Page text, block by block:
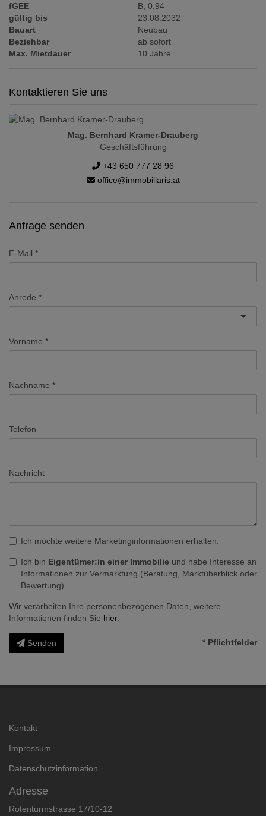
fGEE
B, 0,94
gültig bis
23.08.2032
Bauart
Neubau
Beziehbar
ab sofort
Max. Mietdauer
10 Jahre
Kontaktieren Sie uns
Mag. Bernhard Kramer-Drauberg
Geschäftsführung
+43 650 777 28 96
office@immobiliaris.at
Anfrage senden
E-Mail
Anrede
Vorname
Nachname
Telefon
Nachricht
Ich möchte weitere Marketinginformationen erhalten.
Ich bin Eigentümer:in einer Immobilie und habe Interesse an
Informationen zur Vermarktung (Beratung, Marktüberblick oder
Bewertung).
Wir verarbeiten Ihre personenbezogenen Daten, weitere
Informationen finden Sie hier.
Senden * Pflichtfelder
Kontakt
Impressum
Datenschutzinformation
Adresse
Rotenturmstrasse 17/10-12